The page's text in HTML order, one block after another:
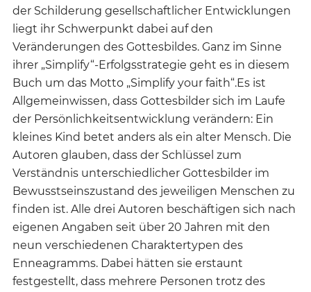
der Schilderung gesellschaftlicher Entwicklungen
liegt ihr Schwerpunkt dabei auf den
Veränderungen des Gottesbildes. Ganz im Sinne
ihrer „Simplify“-Erfolgsstrategie geht es in diesem
Buch um das Motto „Simplify your faith“.Es ist
Allgemeinwissen, dass Gottesbilder sich im Laufe
der Persönlichkeitsentwicklung verändern: Ein
kleines Kind betet anders als ein alter Mensch. Die
Autoren glauben, dass der Schlüssel zum
Verständnis unterschiedlicher Gottesbilder im
Bewusstseinszustand des jeweiligen Menschen zu
finden ist. Alle drei Autoren beschäftigen sich nach
eigenen Angaben seit über 20 Jahren mit den
neun verschiedenen Charaktertypen des
Enneagramms. Dabei hätten sie erstaunt
festgestellt, dass mehrere Personen trotz des